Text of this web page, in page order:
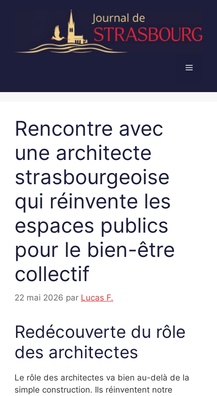
Menu
Rencontre avec
une architecte
strasbourgeoise
qui réinvente les
espaces publics
pour le bien-être
collectif
22 mai 2026 par Lucas F.
Redécouverte du rôle
des architectes
Le rôle des architectes va bien au-delà de la
simple construction. Ils réinventent notre